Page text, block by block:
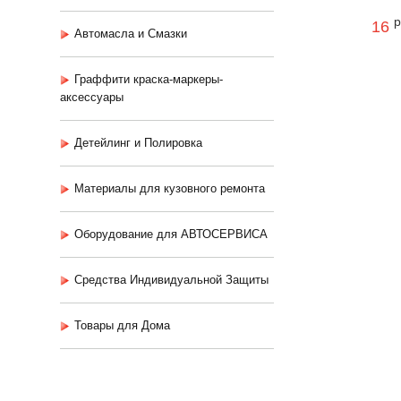
Автомасла и Смазки
Граффити краска-маркеры-
аксессуары
Детейлинг и Полировка
Материалы для кузовного ремонта
Оборудование для АВТОСЕРВИСА
Средства Индивидуальной Защиты
Товары для Дома
16